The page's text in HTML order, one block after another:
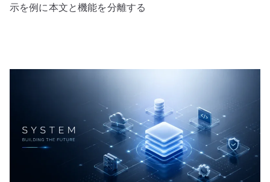
示を例に本文と機能を分離する